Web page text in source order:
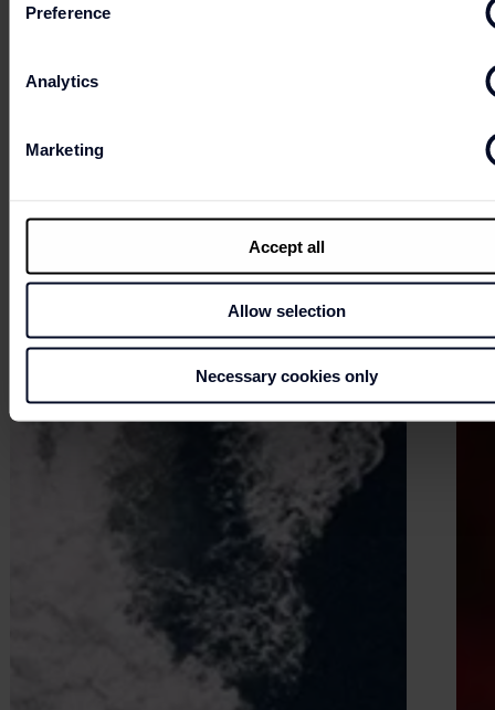
Preference
Analytics
Marketing
Accept all
Allow selection
Necessary cookies only